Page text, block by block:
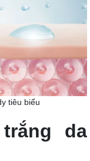
tiêu biểu
da